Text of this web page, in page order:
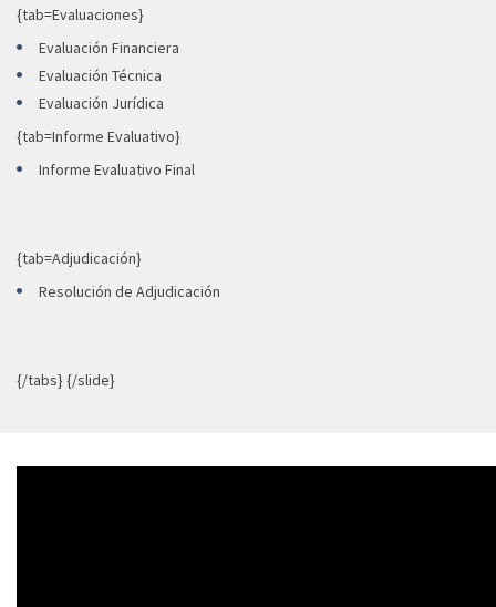
{tab=Evaluaciones}
Evaluación Financiera
Evaluación Técnica
Evaluación Jurídica
{tab=Informe Evaluativo}
Informe Evaluativo Final
{tab=Adjudicación}
Resolución de Adjudicación
{/tabs} {/slide}